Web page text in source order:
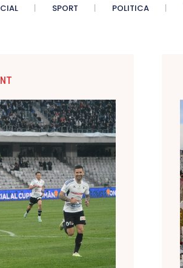
SPORT POLITICA